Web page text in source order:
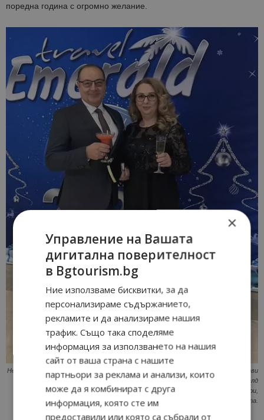
поредна година с огромно желание.
Нека бъде здрава, мирна, благодатна, успешна, вдъхновяваща, изпълнена с нови
приключения и щастлива 2025-та
. Това пожелаха собствениците на Емералд
Травел – Асен и Яна Хитови, на своите многобройни туристи, партньори,
приятели и служители в компанията.
×
Управление на Вашата
дигитална поверителност
в Bgtourism.bg
Ние използваме бисквитки, за да
персонализираме съдържанието,
рекламите и да анализираме нашия
трафик. Също така споделяме
информация за използването на нашия
сайт от ваша страна с нашите
партньори за реклама и анализи, които
може да я комбинират с друга
информация, която сте им
предоставили или която са събрали от